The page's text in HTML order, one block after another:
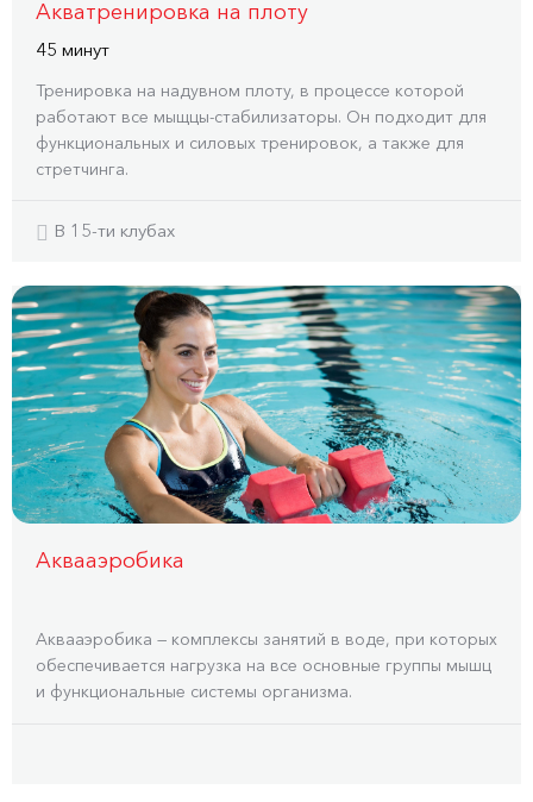
Акватренировка на плоту
45 минут
Тренировка на надувном плоту, в процессе которой
работают все мыщцы-стабилизаторы. Он подходит для
функциональных и силовых тренировок, а также для
стретчинга.
В 15-ти клубах
Аквааэробика
Аквааэробика — комплексы занятий в воде, при которых
обеспечивается нагрузка на все основные группы мышц
и функциональные системы организма.